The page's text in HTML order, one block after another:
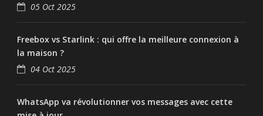
05 Oct 2025
Freebox vs Starlink : qui offre la meilleure connexion à
la maison ?
04 Oct 2025
WhatsApp va révolutionner vos messages avec cette